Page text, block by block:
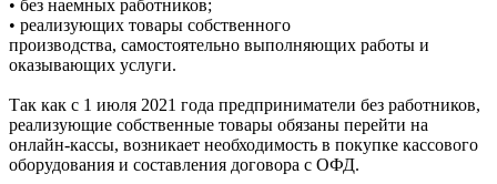
• без наемных работников;
• реализующих товары собственного
производства, самостоятельно выполняющих работы и
оказывающих услуги.
Так как с 1 июля 2021 года предприниматели без работников,
реализующие собственные товары обязаны перейти на
онлайн-кассы, возникает необходимость в покупке кассового
оборудования и составления договора с ОФД.